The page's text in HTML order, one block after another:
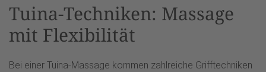
Tuina-Techniken: Massage
mit Flexibilität
Bei einer Tuina-Massage kommen zahlreiche Grifftechniken